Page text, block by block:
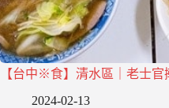
【台中※食】清水區｜老士官
2024-02-13